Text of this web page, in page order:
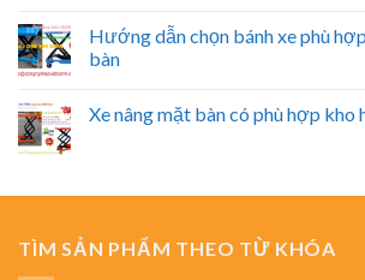
Hướng dẫn chọn bánh xe phù
bàn
Xe nâng mặt bàn có phù hợp kho
TÌM SẢN PHẨM THEO TỪ KHÓA